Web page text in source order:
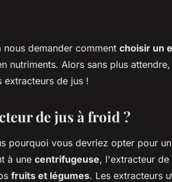
demander comment choisir un
nutriments. Alors sans plus
extracteurs de jus !
de jus à froid ?
pourquoi vous devriez opter pour
à une centrifugeuse, l'extracteur
fruits et légumes. Les extracteurs